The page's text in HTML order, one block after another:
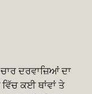
ਦਰਵਾਜ਼ਿਆਂ ਦਾ
ਕਈ ਥਾਂਵਾਂ ਤੇ